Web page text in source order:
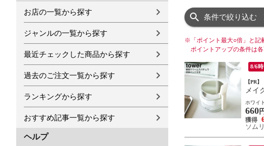
お店の一覧から探す
ジャンルの一覧から探す
最近チェックした商品から探す
過去のご注文一覧から探す
ランキングから探す
おすすめ記事一覧から探す
ヘルプ
条件で絞り込む
※ 「ポイント最大○倍」と
ポイントアップの条件は
8/6
【PR】
ホワイト
660
ソム